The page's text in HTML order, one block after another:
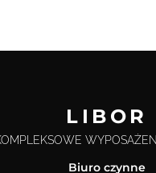
LIBOR
Biuro czynne